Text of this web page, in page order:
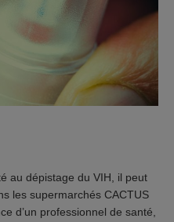
au dépistage du VIH, il peut
les supermarchés CACTUS
d’un professionnel de santé,